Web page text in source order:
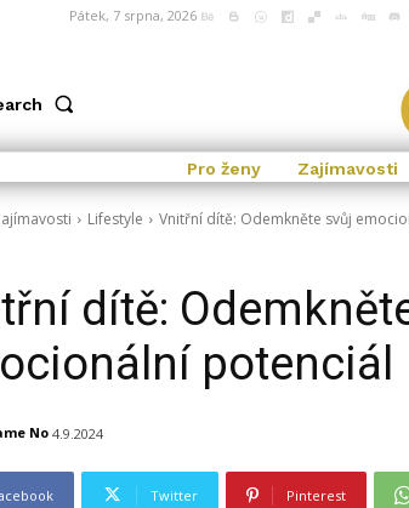
Pátek, 7 srpna, 2026
Pro ženy Zajímavosti
Lifestyle Vnitřní dítě: Odemkněte svůj
dítě:
potenciál
No4.9.2024
Twitter Pinterest